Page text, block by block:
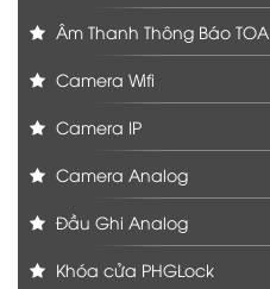
Âm Thanh Thông Báo TOA
Camera Wifi
Camera IP
Camera Analog
Đầu Ghi Analog
Khóa cửa PHGLock